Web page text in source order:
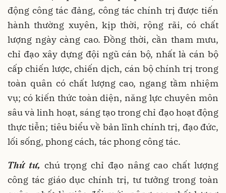
động công tác đảng, công tác chính trị được tiến
hành thường xuyên, kịp thời, rộng rãi, có chất
lượng ngày càng cao. Đồng thời, cần tham mưu,
chỉ đạo xây dựng đội ngũ cán bộ, nhất là cán bộ
cấp chiến lược, chiến dịch, cán bộ chính trị trong
toàn quân có chất lượng cao, ngang tầm nhiệm
vụ; có kiến thức toàn diện, năng lực chuyên môn
sâu và linh hoạt, sáng tạo trong chỉ đạo hoạt động
thực tiễn; tiêu biểu về bản lĩnh chính trị, đạo đức,
lối sống, phong cách, tác phong công tác.
Thứ tư, chú trọng chỉ đạo nâng cao chất lượng
công tác giáo dục chính trị, tư tưởng trong toàn